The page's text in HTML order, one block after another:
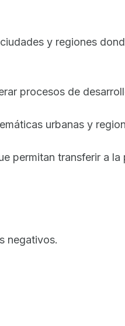
y regiones
procesos de
urbanas y
permitan transferir a
negativos.